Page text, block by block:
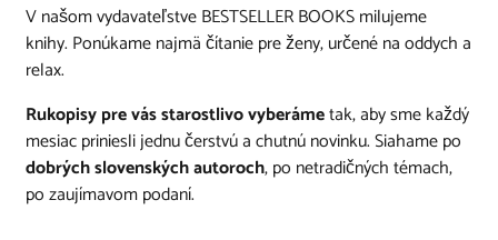
V našom vydavateľstve BESTSELLER BOOKS milujeme
knihy. Ponúkame najmä čítanie pre ženy, určené na oddych a
relax.
Rukopisy pre vás starostlivo vyberámetak, aby sme každý
mesiac priniesli jednu čerstvú a chutnú novinku. Siahame po
dobrých slovenských autoroch, po netradičných témach,
po zaujímavom podaní.